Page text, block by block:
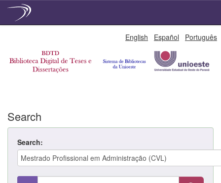
English Español Português
Search
Search: